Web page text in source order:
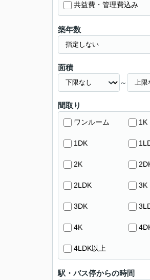
共益費・管理費込み
築年数
面積
～
間取り
ワンルーム 1K
1DK
2K
2LDK 3K
3DK
4K
4LDK以上
駅・バス停からの時間